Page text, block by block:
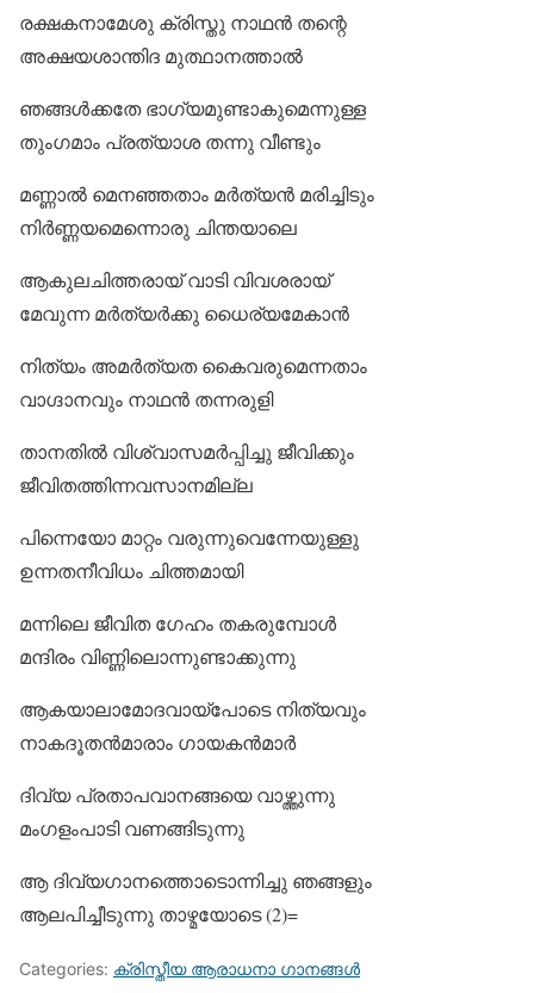
രക്ഷകനാമേശു ക്രിസ്തു നാഥന്‍ തന്റെ
അക്ഷയശാന്തിദ മുത്ഥാനത്താല്‍
ഞങ്ങള്‍ക്കതേ ഭാഗ്യമുണ്ടാകുമെന്നുള്ള
തുംഗമാം പ്രത്യാശ തന്നു വീണ്ടും
മണ്ണാല്‍ മെനഞ്ഞതാം മര്‍ത്യന്‍ മരിച്ചിടും
നിര്‍ണ്ണയമെന്നൊരു ചിന്തയാലെ
ആകുലചിത്തരായ് വാടി വിവശരായ്
മേവുന്ന മര്‍ത്യര്‍ക്കു ധൈര്യമേകാന്‍
നിത്യം അമര്‍ത്യത കൈവരുമെന്നതാം
വാഗ്ദാനവും നാഥന്‍ തന്നരുളി
താനതില്‍ വിശ്വാസമര്‍പ്പിച്ചു ജീവിക്കും
ജീവിതത്തിന്നവസാനമില്ല
പിന്നെയോ മാറ്റം വരുന്നുവെന്നേയുള്ളു
ഉന്നതനീവിധം ചിത്തമായി
മന്നിലെ ജീവിത ഗേഹം തകരുമ്പോള്‍
മന്ദിരം വിണ്ണിലൊന്നുണ്ടാക്കുന്നു
ആകയാലാമോദവായ്‌പോടെ നിത്യവും
നാകദൂതന്‍മാരാം ഗായകന്‍മാര്‍
ദിവ്യ പ്രതാപവാനങ്ങയെ വാഴ്ത്തുന്നു
മംഗളംപാടി വണങ്ങിടുന്നു
ആ ദിവ്യഗാനത്തൊടൊന്നിച്ചു ഞങ്ങളും
ആലപിച്ചീടുന്നു താഴ്മയോടെ (2)=
Categories: ക്രിസ്തീയ ആരാധനാ ഗാനങ്ങള്‍